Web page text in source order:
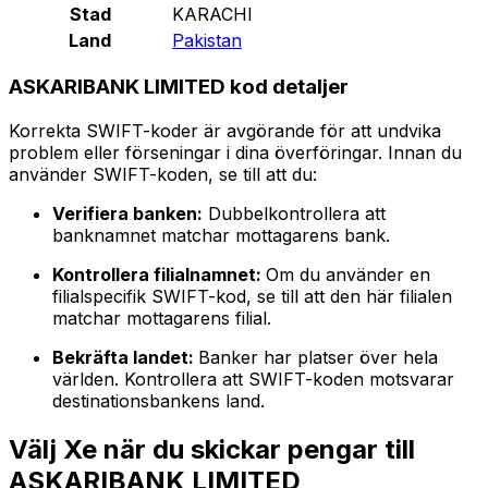
Stad
KARACHI
Land
Pakistan
ASKARIBANK LIMITED kod detaljer
Korrekta SWIFT-koder är avgörande för att undvika
problem eller förseningar i dina överföringar. Innan du
använder SWIFT-koden, se till att du:
Verifiera banken: Dubbelkontrollera att
banknamnet matchar mottagarens bank.
Kontrollera filialnamnet: Om du använder en
filialspecifik SWIFT-kod, se till att den här filialen
matchar mottagarens filial.
Bekräfta landet: Banker har platser över hela
världen. Kontrollera att SWIFT-koden motsvarar
destinationsbankens land.
Välj Xe när du skickar pengar till
ASKARIBANK LIMITED